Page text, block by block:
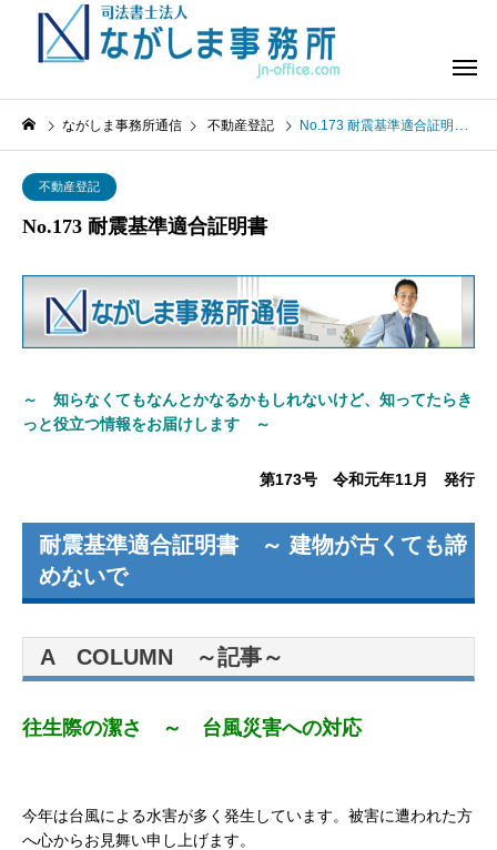
ながしま事務所通信 不動産登記 No.173 耐震基準適合証明書
不動産登記
No.173 耐震基準適合証明書
～ 知らなくてもなんとかなるかもしれないけど、知ってたらき
っと役立つ情報をお届けします ～
第173号 令和元年11月 発行
耐震基準適合証明書 ～ 建物が古くても諦
めないで
A COLUMN ～記事～
往生際の潔さ ～ 台風災害への対応
今年は台風による水害が多く発生しています。被害に遭われた方
へ心からお見舞い申し上げます。